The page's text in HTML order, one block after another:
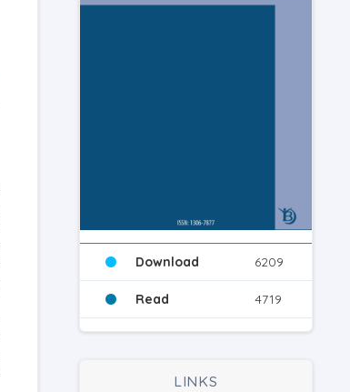
Download 6209
Read 4719
LINKS